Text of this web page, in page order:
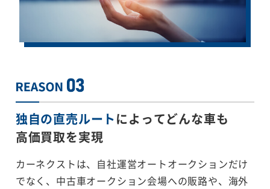
独自の直売ルートによってどんな車も
高価買取を実現
カーネクストは、自社運営オートオークションだけ
でなく、中古車オークション会場への販路や、海外